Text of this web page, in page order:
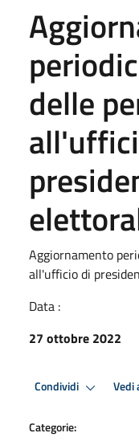
delle
Aggiornamento
all'ufficio di
Data :
27 ottobre 2022
Condividi Vedi
Categorie: